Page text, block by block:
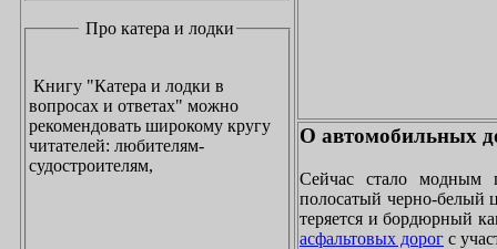
Про катера и лодки
Книгу "Катера и лодки в
вопросах и ответах" можно
рекомендовать широкому кругу
читателей: любителям-
судостроителям,
О автомобильных
Сейчас стало модным
полосатый черно-белый
теряется и бордюрный
асфальтовых дорог с